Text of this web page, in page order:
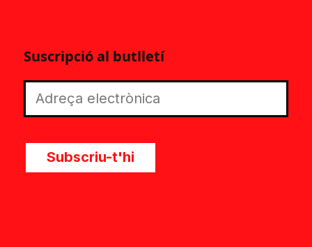
Suscripció al butlletí
Subscriu-t'hi